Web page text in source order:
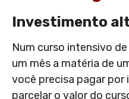
Investimento
Num curso intensivo
um mês a matéria de
você precisa pagar por
parcelar o valor do